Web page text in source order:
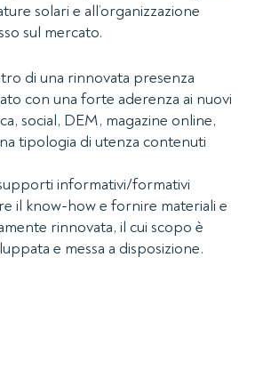
solari e all’organizzazione
sul mercato.
di una rinnovata presenza
con una forte aderenza ai nuovi
social, DEM, magazine online,
tipologia di utenza contenuti
informativi/formativi
il know-how e fornire materiali e
rinnovata, il cui scopo è
e messa a disposizione.